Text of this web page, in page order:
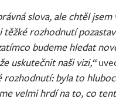
slova, ale chtěl jsem
těžké rozhodnutí
budeme hledat
uskutečnit naši vizi,“
rozhodnutí: byla to
velmi hrdí na to, co